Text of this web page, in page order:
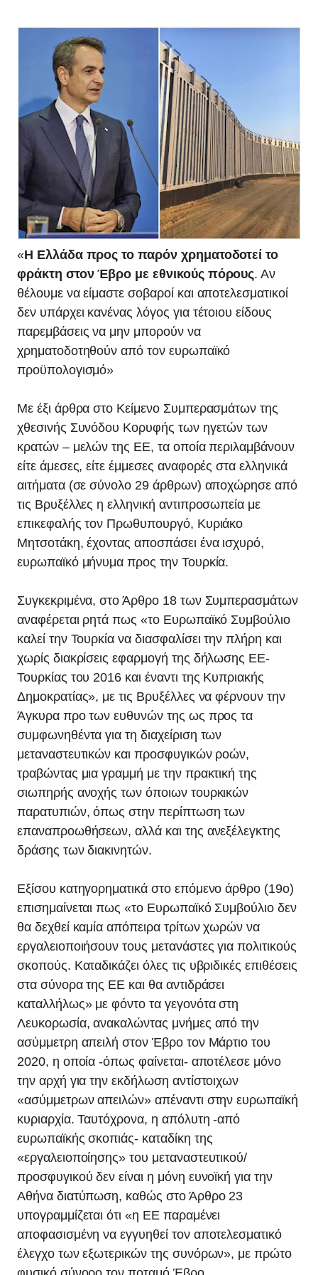
«Η Ελλάδα προς το παρόν χρηματοδοτεί το
φράκτη στον Έβρο με εθνικούς πόρους. Αν
θέλουμε να είμαστε σοβαροί και αποτελεσματικοί
δεν υπάρχει κανένας λόγος για τέτοιου είδους
παρεμβάσεις να μην μπορούν να
χρηματοδοτηθούν από τον ευρωπαϊκό
προϋπολογισμό»
Με έξι άρθρα στο Κείμενο Συμπερασμάτων της
χθεσινής Συνόδου Κορυφής των ηγετών των
κρατών – μελών της ΕΕ, τα οποία περιλαμβάνουν
είτε άμεσες, είτε έμμεσες αναφορές στα ελληνικά
αιτήματα (σε σύνολο 29 άρθρων) αποχώρησε από
τις Βρυξέλλες η ελληνική αντιπροσωπεία με
επικεφαλής τον Πρωθυπουργό, Κυριάκο
Μητσοτάκη, έχοντας αποσπάσει ένα ισχυρό,
ευρωπαϊκό μήνυμα προς την Τουρκία.
Συγκεκριμένα, στο Άρθρο 18 των Συμπερασμάτων
αναφέρεται ρητά πως «το Ευρωπαϊκό Συμβούλιο
καλεί την Τουρκία να διασφαλίσει την πλήρη και
χωρίς διακρίσεις εφαρμογή της δήλωσης ΕΕ-
Τουρκίας του 2016 και έναντι της Κυπριακής
Δημοκρατίας», με τις Βρυξέλλες να φέρνουν την
Άγκυρα προ των ευθυνών της ως προς τα
συμφωνηθέντα για τη διαχείριση των
μεταναστευτικών και προσφυγικών ροών,
τραβώντας μια γραμμή με την πρακτική της
σιωπηρής ανοχής των όποιων τουρκικών
παρατυπιών, όπως στην περίπτωση των
επαναπροωθήσεων, αλλά και της ανεξέλεγκτης
δράσης των διακινητών.
Εξίσου κατηγορηματικά στο επόμενο άρθρο (19ο)
επισημαίνεται πως «το Ευρωπαϊκό Συμβούλιο δεν
θα δεχθεί καμία απόπειρα τρίτων χωρών να
εργαλειοποιήσουν τους μετανάστες για πολιτικούς
σκοπούς. Καταδικάζει όλες τις υβριδικές επιθέσεις
στα σύνορα της ΕΕ και θα αντιδράσει
καταλλήλως» με φόντο τα γεγονότα στη
Λευκορωσία, ανακαλώντας μνήμες από την
ασύμμετρη απειλή στον Έβρο τον Μάρτιο του
2020, η οποία -όπως φαίνεται- αποτέλεσε μόνο
την αρχή για την εκδήλωση αντίστοιχων
«ασύμμετρων απειλών» απέναντι στην ευρωπαϊκή
κυριαρχία. Ταυτόχρονα, η απόλυτη -από
ευρωπαϊκής σκοπιάς- καταδίκη της
«εργαλειοποίησης» του μεταναστευτικού/
προσφυγικού δεν είναι η μόνη ευνοϊκή για την
Αθήνα διατύπωση, καθώς στο Άρθρο 23
υπογραμμίζεται ότι «η ΕΕ παραμένει
αποφασισμένη να εγγυηθεί τον αποτελεσματικό
έλεγχο των εξωτερικών της συνόρων», με πρώτο